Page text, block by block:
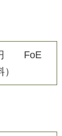
円 FoE